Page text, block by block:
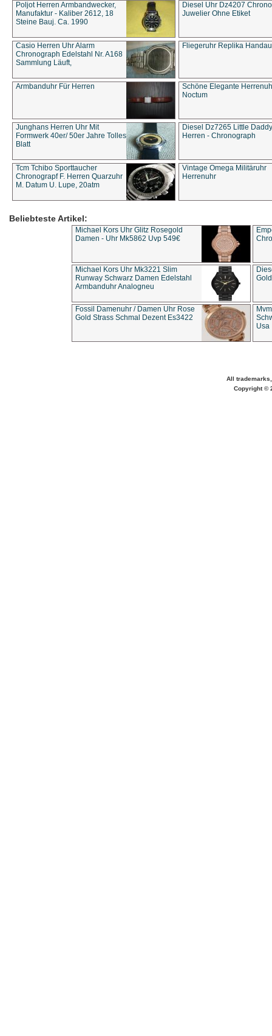
Poljot Herren Armbandwecker,
Manufaktur - Kaliber 2612, 18
Steine Bauj. Ca. 1990
Diesel Uhr Dz4207
Juwelier Ohne Etiket
Casio Herren Uhr Alarm
Chronograph Edelstahl Nr. A168
Sammlung Läuft,
Fliegeruhr Replika
Armbanduhr Für Herren
Schöne Elegante
Noctum
Junghans Herren Uhr Mit
Formwerk 40er/ 50er Jahre Tolles
Blatt
Diesel Dz7265 Little Daddy
Herren - Chronograph
Tcm Tchibo Sporttaucher
Chronograpf F. Herren Quarzuhr
M. Datum U. Lupe, 20atm
Vintage Omega Militäruhr
Herrenuhr
Beliebteste Artikel:
Michael Kors Uhr Glitz Rosegold
Damen - Uhr Mk5862 Uvp 549€
Michael Kors Uhr Mk3221 Slim
Runway Schwarz Damen Edelstahl
Armbanduhr Analogneu
Fossil Damenuhr / Damen Uhr Rose
Gold Strass Schmal Dezent Es3422
Usa
All
Copyright ©